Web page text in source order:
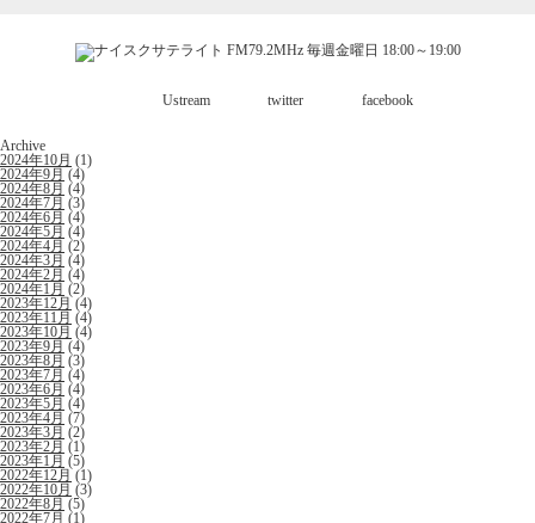
Ustream twitter facebook
Archive
2024年10月 (1)
2024年9月 (4)
2024年8月 (4)
2024年7月 (3)
2024年6月 (4)
2024年5月 (4)
2024年4月 (2)
2024年3月 (4)
2024年2月 (4)
2024年1月 (2)
2023年12月(4)
2023年11月 (4)
2023年10月 (4)
2023年9月 (4)
2023年8月 (3)
2023年7月 (4)
2023年6月 (4)
2023年5月 (4)
2023年4月 (7)
2023年3月 (2)
2023年2月 (1)
2023年1月 (5)
2022年12月(1)
2022年10月 (3)
2022年8月 (5)
2022年7月 (1)